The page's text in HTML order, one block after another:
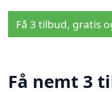
Få 3 tilbud, gratis
Få nemt 3